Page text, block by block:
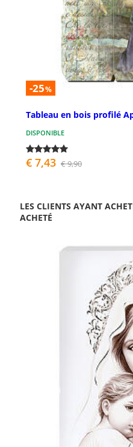
-25%
Tableau en bois profilé
DISPONIBLE
€ 7,43 € 9,90
LES CLIENTS AYANT
ACHETÉ